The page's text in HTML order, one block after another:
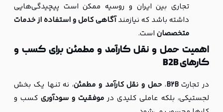
تجاری بین ایران و روسیه ممکن است پیچیدگی‌هایی
داشته باشد که نیازمندآگاهی کامل و استفاده از خدمات
متخصصان است.
اهمیت حمل و نقل کارآمد و مطمئن برای کسب و
کارهای B2B
در تجارتB2B،حمل و نقل کارآمد و مطمئن، نه تنها یک بخش
لجستیکی، بلکه عاملی کلیدی در موفقیت و سودآوری کسب و